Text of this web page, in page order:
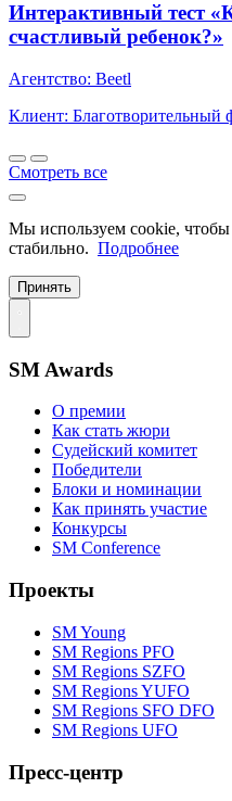
Интерактивный тест
счастливый ребенок?»
Агентство: Beetl
Клиент:
Смотреть все
Мы используем cookie, чтобы
стабильно. Подробнее
Принять
SM Awards
О премии
Как стать жюри
Судейский комитет
Победители
Блоки и номинации
Как принять участие
Конкурсы
SM Conference
Проекты
SM Young
SM Regions PFO
SM Regions SZFO
SM Regions YUFO
SM Regions SFO DFO
SM Regions UFO
Пресс-центр